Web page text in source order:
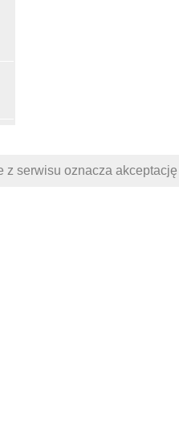
z serwisu oznacza akceptację